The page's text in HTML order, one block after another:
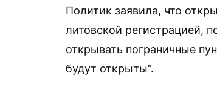
Политик заявила, что
литовской регистрацией,
открывать пограничные
будут открыты“.